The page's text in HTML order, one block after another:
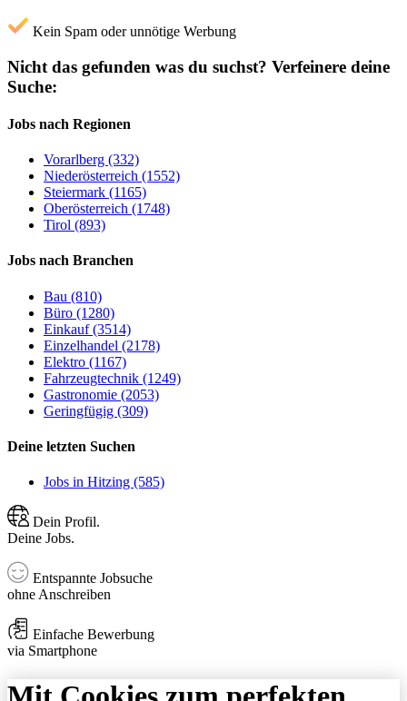
Kein Spam oder unnötige Werbung
Nicht das gefunden was du suchst? Verfeinere deine
Suche:
Jobs nach Regionen
Vorarlberg (332)
Niederösterreich (1552)
Steiermark (1165)
Oberösterreich (1748)
Tirol (893)
Jobs nach Branchen
Bau (810)
Büro (1280)
Einkauf (3514)
Einzelhandel (2178)
Elektro (1167)
Fahrzeugtechnik (1249)
Gastronomie (2053)
Geringfügig (309)
Deine letzten Suchen
Jobs in Hitzing (585)
Dein Profil.
Deine Jobs.
Entspannte Jobsuche
ohne Anschreiben
Einfache Bewerbung
via Smartphone